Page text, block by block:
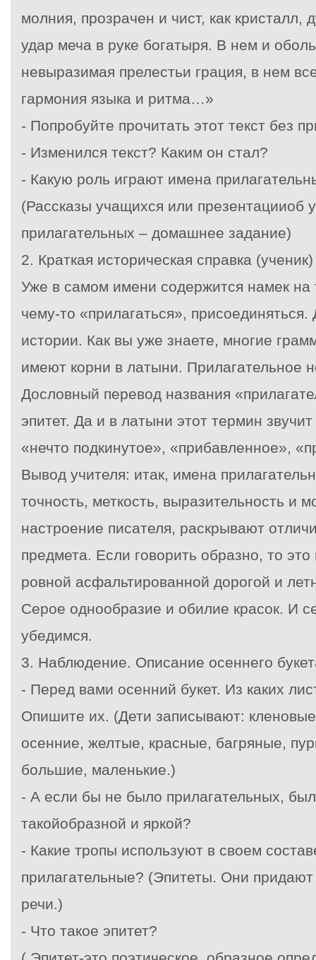
молния, прозрачен и чист, как кристалл,
удар меча в руке богатыря. В нем и
невыразимая прелестьи грация, в нем
гармония языка и ритма…»
- Попробуйте прочитать этот текст без
- Изменился текст? Каким он стал?
- Какую роль играют имена
(Рассказы учащихся или презентацииоб
прилагательных – домашнее задание)
2. Краткая историческая справка (ученик)
Уже в самом имени содержится намек на
чему-то «прилагаться», присоединяться.
истории. Как вы уже знаете, многие
имеют корни в латыни. Прилагательное
Дословный перевод названия
эпитет. Да и в латыни этот термин
«нечто подкинутое», «прибавленное»,
Вывод учителя: итак, имена
точность, меткость, выразительность и
настроение писателя, раскрывают
предмета. Если говорить образно, то
ровной асфальтированной дорогой и
Серое однообразие и обилие красок. И
убедимся.
3. Наблюдение. Описание осеннего
- Перед вами осенний букет. Из каких
Опишите их. (Дети записывают:
осенние, желтые, красные, багряные,
большие, маленькие.)
- А если бы не было прилагательных,
такойобразной и яркой?
- Какие тропы используют в своем
прилагательные? (Эпитеты. Они
речи.)
- Что такое эпитет?